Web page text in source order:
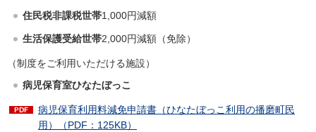
住民税非課税世帯1,000円減額
生活保護受給世帯2,000円減額（免除）
（制度をご利用いただける施設）
病児保育室ひなたぼっこ
病児保育利用料減免申請書（ひなたぼっこ利用の播磨町民
用）（PDF：125KB）